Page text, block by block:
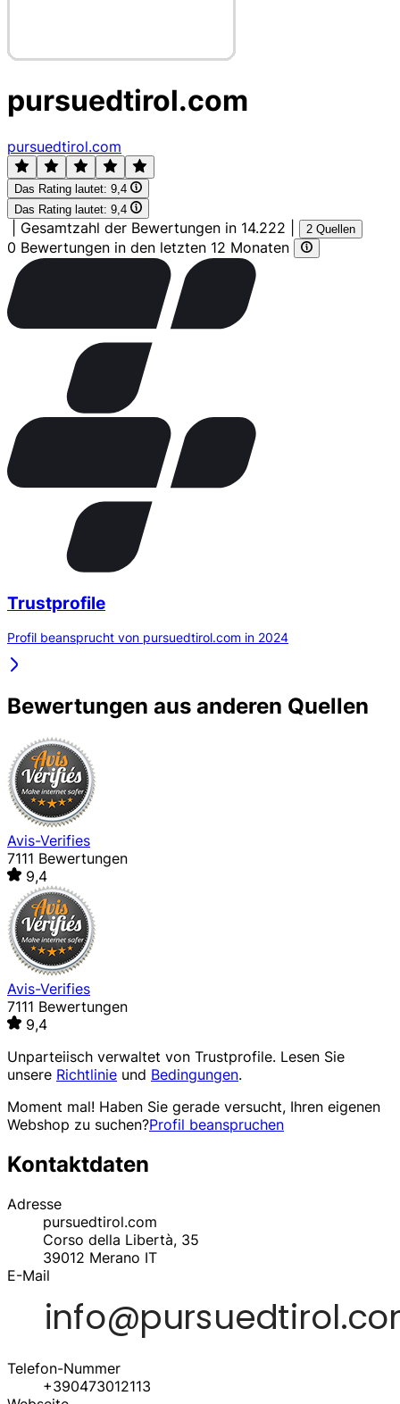
pursuedtirol.com
pursuedtirol.com
Das Rating lautet: 9,4
Das Rating lautet: 9,4
Gesamtzahl der Bewertungen in 14.222 2 Quellen
0 Bewertungen in den letzten 12 Monaten
Trustprofile
Profil beansprucht von pursuedtirol.com in 2024
Bewertungen aus anderen Quellen
Avis-Verifies
7111 Bewertungen
9,4
Avis-Verifies
7111 Bewertungen
9,4
Unparteiisch verwaltet von Trustprofile. Lesen Sie
unsere Richtlinie und Bedingungen.
Moment mal! Haben Sie gerade versucht, Ihren eigenen
Webshop zu suchen?Profil beanspruchen
Kontaktdaten
Adresse
pursuedtirol.com
Corso della Libertà, 35
39012 Merano IT
E-Mail
Telefon-Nummer
+390473012113